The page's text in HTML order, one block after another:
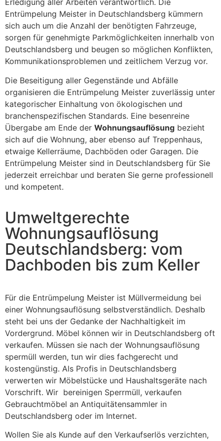
Erledigung aller Arbeiten verantwortlich. Die
Entrümpelung Meister in Deutschlandsberg kümmern
sich auch um die Anzahl der benötigten Fahrzeuge,
sorgen für genehmigte Parkmöglichkeiten innerhalb von
Deutschlandsberg und beugen so möglichen Konflikten,
Kommunikationsproblemen und zeitlichem Verzug vor.
Die Beseitigung aller Gegenstände und Abfälle
organisieren die Entrümpelung Meister zuverlässig unter
kategorischer Einhaltung von ökologischen und
branchenspezifischen Standards. Eine besenreine
Übergabe am Ende der Wohnungsauflösung bezieht
sich auf die Wohnung, aber ebenso auf Treppenhaus,
etwaige Kellerräume, Dachböden oder Garagen. Die
Entrümpelung Meister sind in Deutschlandsberg für Sie
jederzeit erreichbar und beraten Sie gerne professionell
und kompetent.
Umweltgerechte
Wohnungsauflösung
Deutschlandsberg: vom
Dachboden bis zum Keller
Für die Entrümpelung Meister ist Müllvermeidung bei
einer Wohnungsauflösung selbstverständlich. Deshalb
steht bei uns der Gedanke der Nachhaltigkeit im
Vordergrund. Möbel können wir in Deutschlandsberg oft
verkaufen. Müssen sie nach der Wohnungsauflösung
spermüll werden, tun wir dies fachgerecht und
kostengünstig. Als Profis in Deutschlandsberg
verwerten wir Möbelstücke und Haushaltsgeräte nach
Vorschrift. Wir bereinigen Sperrmüll, verkaufen
Gebrauchtmöbel an Antiquitätensammler in
Deutschlandsberg oder im Internet.
Wollen Sie als Kunde auf den Verkaufserlös verzichten,